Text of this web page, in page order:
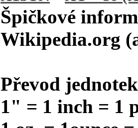
Špičkové
Wikipedia.org
Převod
1" = 1 inch = 1